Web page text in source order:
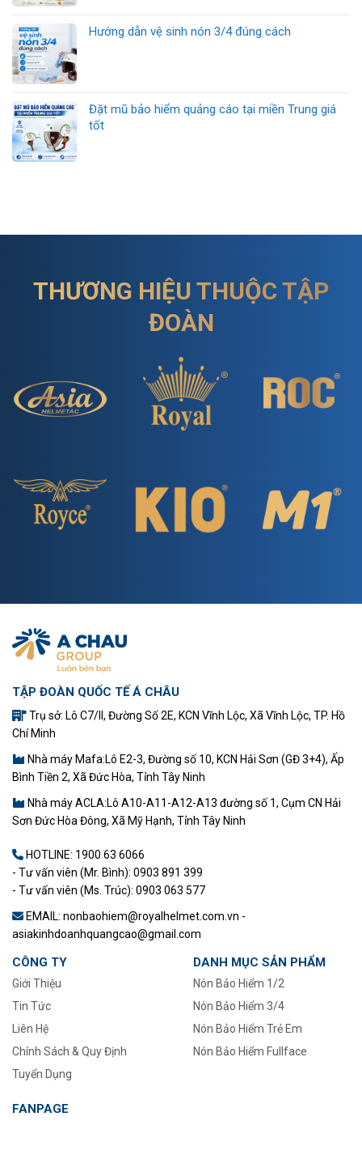
Hướng dẫn vệ sinh nón 3/4 đúng cách
Đặt mũ bảo hiểm quảng cáo tại miền Trung giá
tốt
THƯƠNG HIỆU THUỘC TẬP
ĐOÀN
TẬP ĐOÀN QUỐC TẾ Á CHÂU
Trụ sở: Lô C7/II, Đường Số 2E, KCN Vĩnh Lộc, Xã Vĩnh Lộc, TP. Hồ
Chí Minh
Nhà máy Mafa:Lô E2-3, Đường số 10, KCN Hải Sơn (GĐ 3+4), Ấp
Bình Tiền 2, Xã Đức Hòa, Tỉnh Tây Ninh
Nhà máy ACLA:Lô A10-A11-A12-A13 đường số 1, Cụm CN Hải
Sơn Đức Hòa Đông, Xã Mỹ Hạnh, Tỉnh Tây Ninh
HOTLINE: 1900 63 6066
- Tư vấn viên (Mr. Bình): 0903 891 399
- Tư vấn viên (Ms. Trúc): 0903 063 577
EMAIL: nonbaohiem@royalhelmet.com.vn -
asiakinhdoanhquangcao@gmail.com
CÔNG TY
Giới Thiệu
Tin Tức
–
Liên Hệ
Chính Sách & Quy Định
Tuyển Dụng
DANH MỤC SẢN PHẨM
Nón Bảo Hiểm 1/2
Nón Bảo Hiểm 3/4
Nón Bảo Hiểm Trẻ Em
Nón Bảo Hiểm Fullface
FANPAGE